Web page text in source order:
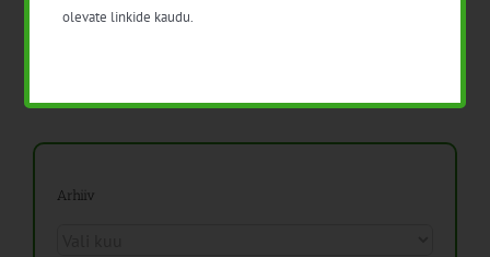
Arhiiv
olevate linkide kaudu.